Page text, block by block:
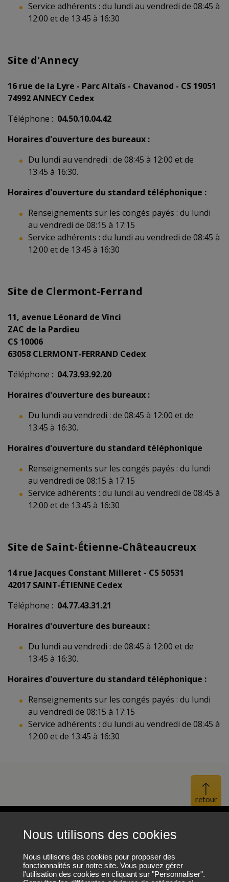
Nous utilisons des cookies
Nous utilisons des cookies pour proposer des
fonctionnalités sur notre site. Vous pouvez gérer
l'utilisation des cookies en cliquant sur "Personnaliser".
Service adhérents : du lundi au vendredi de 08:45 à
12:00 et de 13:45 à 16:30
Site d'Annecy
16 rue de la Lyre - Parc Altaïs - Chavanod - CS 19051
74992 ANNECY Cedex
Téléphone : 04.50.10.04.42
Horaires d'ouverture des bureaux :
Du lundi au vendredi : de 08:45 à 12:00 et de
13:45 à 16:30.
Horaires d'ouverture du standard téléphonique :
Renseignements sur les congés payés : du lundi
au vendredi de 08:15 à 17:15
Service adhérents : du lundi au vendredi de 08:45 à
12:00 et de 13:45 à 16:30
Site de Clermont-Ferrand
11, avenue Léonard de Vinci
ZAC de la Pardieu
CS 10006
63058 CLERMONT-FERRAND Cedex
Téléphone : 04.73.93.92.20
Horaires d'ouverture des bureaux :
Du lundi au vendredi : de 08:45 à 12:00 et de
13:45 à 16:30.
Horaires d'ouverture du standard téléphonique
Renseignements sur les congés payés : du lundi
au vendredi de 08:15 à 17:15
Service adhérents : du lundi au vendredi de 08:45 à
12:00 et de 13:45 à 16:30
Site de Saint-Étienne-Châteaucreux
14 rue Jacques Constant Milleret - CS 50531
42017 SAINT-ÉTIENNE Cedex
Téléphone : 04.77.43.31.21
Horaires d'ouverture des bureaux :
Du lundi au vendredi : de 08:45 à 12:00 et de
13:45 à 16:30.
Horaires d'ouverture du standard téléphonique :
Renseignements sur les congés payés : du lundi
au vendredi de 08:15 à 17:15
Service adhérents : du lundi au vendredi de 08:45 à
12:00 et de 13:45 à 16:30
Haut
Mentions légales
Protection des données personnelles